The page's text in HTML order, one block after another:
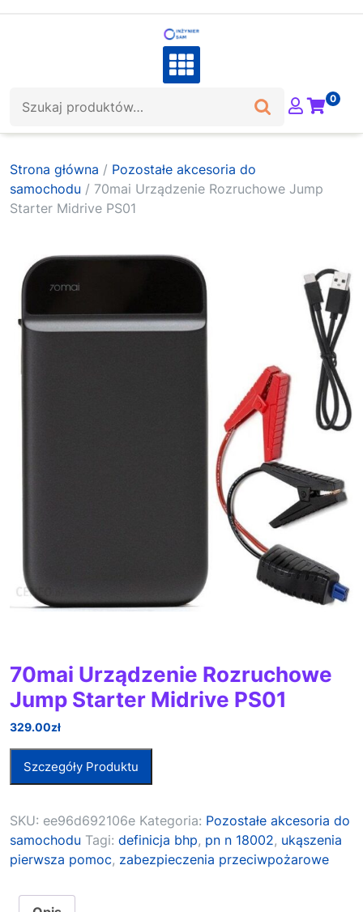
0
Strona główna / Pozostałe akcesoria do
samochodu / 70mai Urządzenie Rozruchowe Jump
Starter Midrive PS01
70mai Urządzenie Rozruchowe
Jump Starter Midrive PS01
329.00zł
Szczegóły Produktu
SKU: ee96d692106e Kategoria: Pozostałe akcesoria do
samochodu Tagi: definicja bhp, pn n 18002, ukąszenia
pierwsza pomoc, zabezpieczenia przeciwpożarowe